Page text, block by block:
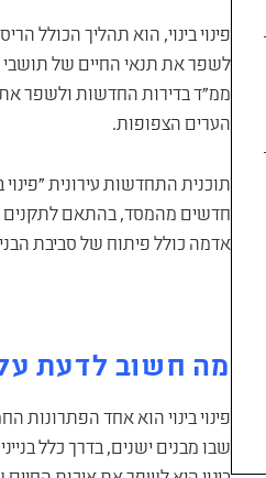
פינוי בינוי, הוא תהליך הכולל
לשפר את תנאי החיים של תושבי
ממ"ד בדירות החדשות ולשפר את
הערים הצפופות.
תוכנית התחדשות עירונית
חדשים מהמסד, בהתאם לתקנים
אדמה כולל פיתוח של סביבת
מה חשוב לדעת על
פינוי בינוי הוא אחד הפתרונות